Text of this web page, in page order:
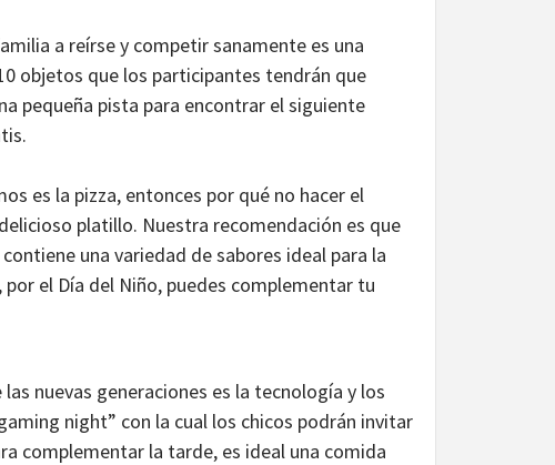
a reírse y competir sanamente es una
objetos que los participantes tendrán que
pequeña pista para encontrar el siguiente
es la pizza, entonces por qué no hacer el
platillo. Nuestra recomendación es que
una variedad de sabores ideal para la
el Día del Niño, puedes complementar tu
nuevas generaciones es la tecnología y los
night” con la cual los chicos podrán invitar
complementar la tarde, es ideal una comida